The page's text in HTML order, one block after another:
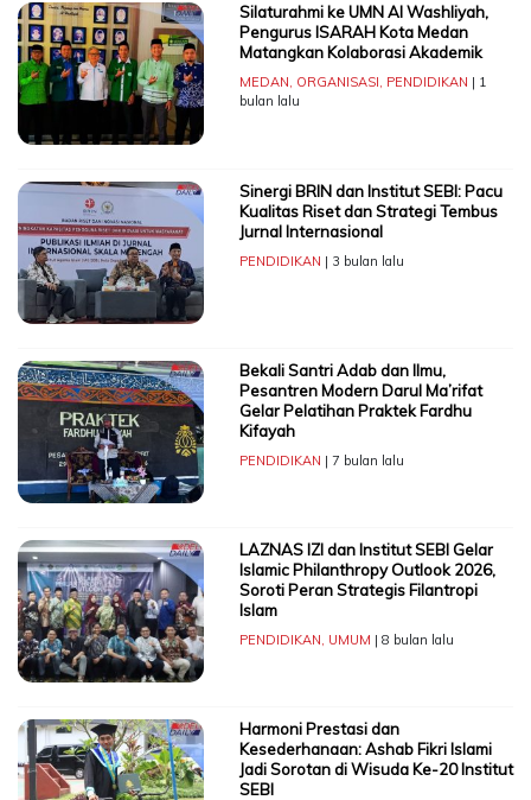
Silaturahmi ke UMN Al Washliyah,
Pengurus ISARAH Kota Medan
Matangkan Kolaborasi Akademik
MEDAN ORGANISASI PENDIDIKAN | 1
bulan lalu
Sinergi BRIN dan Institut SEBI: Pacu
Kualitas Riset dan Strategi Tembus
Jurnal Internasional
PENDIDIKAN | 3 bulan lalu
Bekali Santri Adab dan Ilmu,
Pesantren Modern Darul Ma’rifat
Gelar Pelatihan Praktek Fardhu
Kifayah
PENDIDIKAN | 7 bulan lalu
LAZNAS IZI dan Institut SEBI Gelar
Islamic Philanthropy Outlook 2026,
Soroti Peran Strategis Filantropi
Islam
PENDIDIKAN UMUM | 8 bulan lalu
Harmoni Prestasi dan
Kesederhanaan: Ashab Fikri Islami
Jadi Sorotan di Wisuda Ke-20 Institut
SEBI